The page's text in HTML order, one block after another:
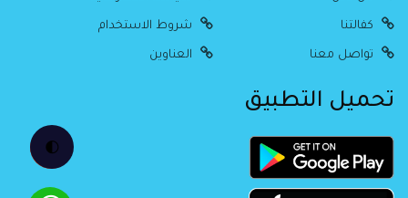
🌓
كفالتنا شروط الاستخدام
تواصل معنا العناوين
تحميل التطبيق